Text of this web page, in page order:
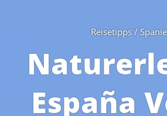
Reisetipps /
España